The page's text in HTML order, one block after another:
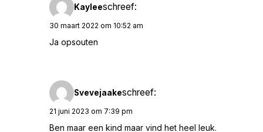
Kayleeschreef:
30 maart 2022 om 10:52 am
Ja opsouten
Svevejaakeschreef:
21 juni 2023 om 7:39 pm
Ben maar een kind maar vind het heel leuk.